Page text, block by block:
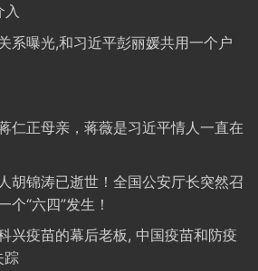
系曝光,和习近平彭丽媛共用一个户
仁正母亲，蒋薇是习近平情人一直在
胡锦涛已逝世！全国公安厅长突然召
“六四”发生！
兴疫苗的幕后老板, 中国疫苗和防疫
踪